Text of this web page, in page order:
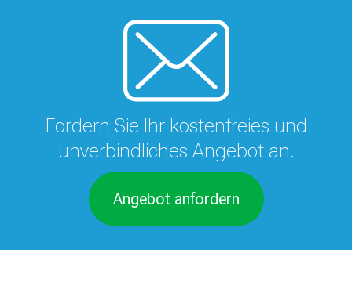
Fordern Sie Ihr kostenfreies und
unverbindliches Angebot an.
Angebot anfordern